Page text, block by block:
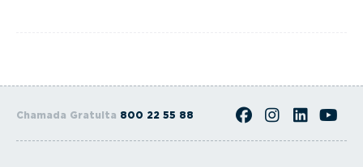
Chamada Gratuita 800 22 55 88